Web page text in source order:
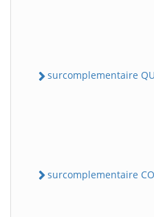
surcomplementaire
surcomplementaire